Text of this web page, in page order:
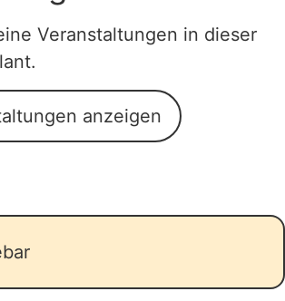
Veranstaltungen in dieser
anzeigen